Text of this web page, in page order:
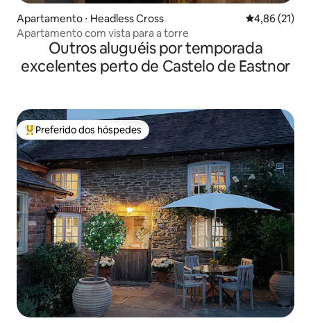
Apartamento ⋅ Headless Cross 4,86 de uma
4,86 (21)
Apartamento com vista para a torre
Outros aluguéis por temporada
excelentes perto de Castelo de Eastnor
Entre os melhores preferidos dos hóspedes
Preferido dos hóspedes